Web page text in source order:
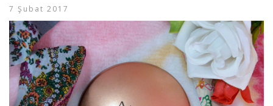
7 Şubat 2017